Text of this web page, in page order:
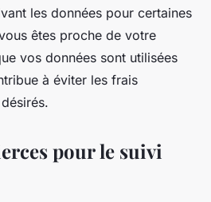
les données pour certaines
êtes proche de votre
vos données sont utilisées
à éviter les frais
pour le suivi